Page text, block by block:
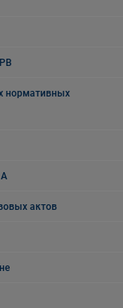
нормативных
актов